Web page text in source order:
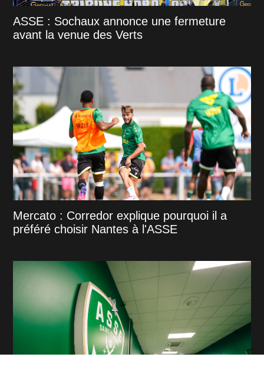
ASSE : Sochaux annonce une fermeture
avant la venue des Verts
Mercato : Corredor explique pourquoi il a
préféré choisir Nantes à l'ASSE